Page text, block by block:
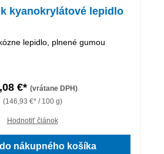
kyanokrylátové lepidlo
lepidlo, plnené gumou
€* (vrátane DPH)
(146,93 €* / 100 g)
Hodnotiť článok
nákupného košíka